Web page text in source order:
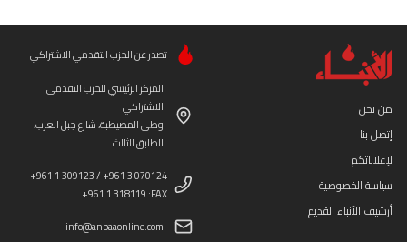
من نحن
إتصل بنا
لإعلاناتكم
سياسة الخصوصية
أرشيف الأنباء القديم
تصدر عن الحزب التقدمي الاشتراكي
المركز الرئيسي للحزب التقدمي
الاشتراكي
وطى المصيطبة، شارع جبل العرب،
الطابق الثالث
+961 1 309123 / +961 3 070124
+961 1 318119 :FAX
info@anbaaonline.com